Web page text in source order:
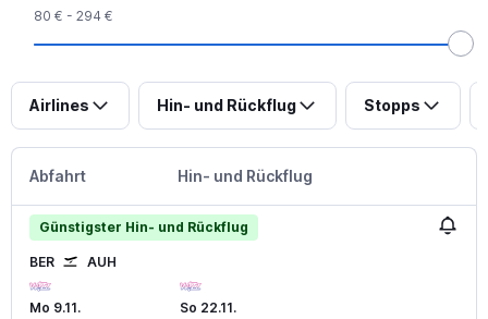
80 € - 294 €
Airlines Hin- und Rückflug Stopps
Abfahrt Hin- und Rückflug
Günstigster Hin- und Rückflug
BER AUH
Mo 9.11.
So 22.11.